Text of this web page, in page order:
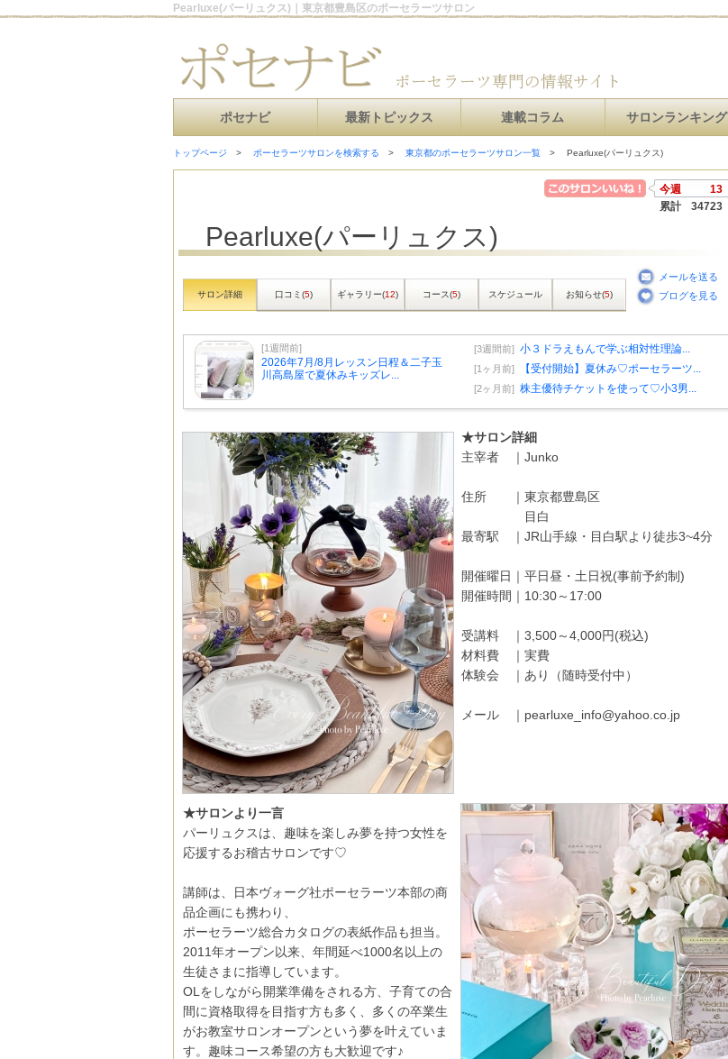
Pearluxe(パーリュクス)｜東京都豊島区のポーセラーツサロン
ポセナビ 最新トピックス 連載コラム サロンランキング
トップページ ポーセラーツサロンを検索する 東京都のポーセラーツサロン一覧 Pearluxe(パーリュクス)
今週
13
累計
34723
Pearluxe(パーリュクス)
サロン詳細 口コミ(5) ギャラリー(12) コース(5) スケジュール お知らせ(5)
メールを送る
ブログを見る
[1週間前]
2026年7月/8月レッスン日程＆二子玉
川高島屋で夏休みキッズレ...
[3週間前] 小３ドラえもんで学ぶ相対性理論...
[1ヶ月前] 【受付開始】夏休み♡ポーセラーツ...
[2ヶ月前] 株主優待チケットを使って♡小3男...
★サロン詳細
主宰者 ｜Junko
住所 ｜東京都豊島区
目白
最寄駅 ｜JR山手線・目白駅より徒歩3~4分
開催曜日｜平日昼・土日祝(事前予約制)
開催時間｜10:30～17:00
受講料 ｜3,500～4,000円(税込)
材料費 ｜実費
体験会 ｜あり（随時受付中）
メール ｜pearluxe_info@yahoo.co.jp
★サロンより一言
パーリュクスは、趣味を楽しみ夢を持つ女性を
応援するお稽古サロンです♡
講師は、日本ヴォーグ社ポーセラーツ本部の商
品企画にも携わり、
ポーセラーツ総合カタログの表紙作品も担当。
2011年オープン以来、年間延べ1000名以上の
生徒さまに指導しています。
OLをしながら開業準備をされる方、子育ての合
間に資格取得を目指す方も多く、多くの卒業生
がお教室サロンオープンという夢を叶えていま
す。趣味コース希望の方も大歓迎です♪